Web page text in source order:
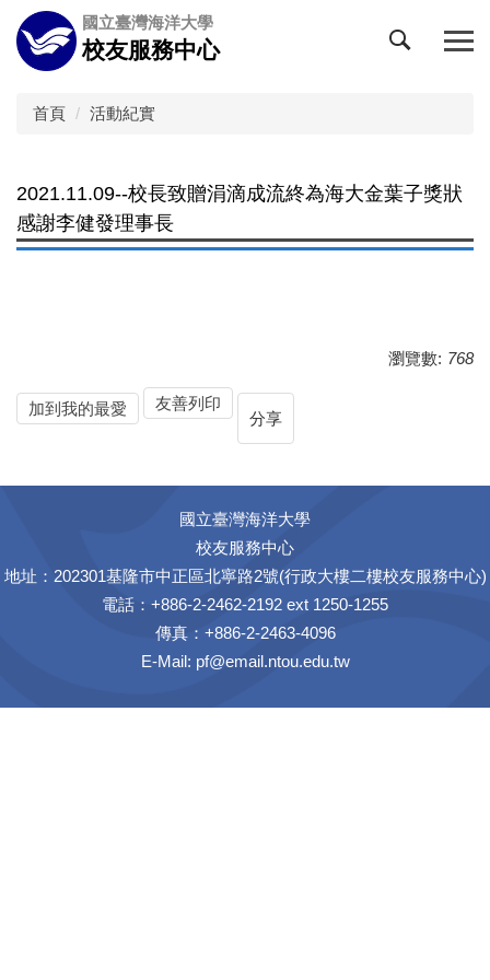
跳
到
主
國立臺灣海洋大學
校友服務中心
首頁 活動紀實
2021.11.09--校長致贈涓滴成流終為海大金葉子獎狀
感謝李健發理事長
瀏覽數: 768
加到我的最愛
友善列印
分享
國立臺灣海洋大學
校友服務中心
地址：202301基隆市中正區北寧路2號(行政大樓二樓校友服務中心)
電話：+886-2-2462-2192 ext 1250-1255
傳真：+886-2-2463-4096
E-Mail: pf@email.ntou.edu.tw